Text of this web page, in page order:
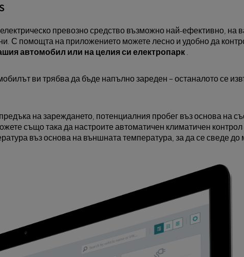
превозно средство възможно най-ефективно, на
С помощта на приложението можете лесно и удобно да
автомобил или на целия си електропарк.
ви трябва да бъде напълно зареден – останалото се
на зареждането, потенциалния пробег въз основа на
също така да настроите автоматичен климатичен
въз основа на външната температура, за да се сведе